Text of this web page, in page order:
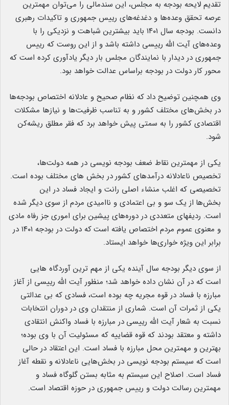
تقدیم لایحه بودجه به مجلس، این سندمالی را می‌توان مهمترین
عرصه تحقق وعده‌ها و دغدغه‌های رییس جمهوری و تاکیدات رهبری
دانست. بودجه سال ۱۴۰۱ باید بیشترین شباهت و نزدیکی را با
وعده‌های آیت الله رییسی داشته باشد و از این روست که رییس
جمهوری در دیدار با نمایندگان مجلس بار دیگر یادآوری کرده است که
محور کار دولت در بودجه براساس عدالت خواهد بود.
وی همچنین توضیح داد که نظام صحیح و عادلانه اختصاص بودجه‌ها
در بخش‌های مختلف کشور و به تناسب ظرفیت‌ها و نیازها مشکلات
اقتصادی کشور را به سمتی پیش خواهد برد که فقر مطلق ریشه‌کن
شود.
یکی از مهمترین نقاط ضعف بودجه نویسی در همه دولت‌ها،
تخصیص ناعادلانه درآمدهای کشور در بخش های مختلف بوده است.
تخصیصی که اغلب منشاء اصلی رانت و ایجاد فساد در این
بخش‌ها از یک سو و بی اعتمادی و ناامیدی مردم از سوی دیگر شده
است. ردیفهای متعددی در دوره‌های پیشین برای اموری جز رفاه مادی
و معنوی عموم مردم اختصاص یافته است
که دولت در بودجه ۱۴۰۱ در
برابر این ویژه خواری‌ها خواهد ایستاد.
از سوی دیگر بودجه سال آینده یکی از مهم ترین آوردگاه هایی
استکه در آن نشان داده خواهد شد؛ منظور آیت الله رییسی از آغاز
مبارزه با فساد در قوه مجریه چه بوده است، فسادی که بی عدالتی
یکی از ثمرات آن است. شماری از منتقدان وی در دوران انتخابات
نسبت به شعار آیت الله رییسی در مبارزه با فساد واکنش انتقادی
داشته و معتقد بودند که قوه قضاییه که مسئولیت آن با وی بوده؛
بهترین و مهمترین محل مبارزه با فساد است. این اعتقاد در حالی
استکه سیستم بودجه نویسی در بخش‌هایی ناعادلانه و نقطه آغاز
فساد است. اصلاح این سیستم به مثابه بستن گلوگاه فساد و
مهمترین رسالت دولت و رییس جمهوری در حوزه اقتصاد است.